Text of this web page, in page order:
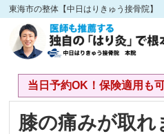
東海市の整体【中日はりきゅう接骨院】
当日予約OK！保険適用も
膝の痛みが取れ